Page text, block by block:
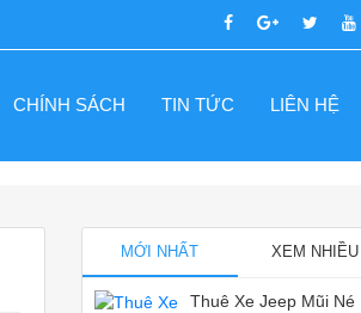
CHÍNH SÁCH TIN TỨC LIÊN HỆ
MỚI NHẤT XEM NHIỀU
Thuê Xe Jeep Mũi Né